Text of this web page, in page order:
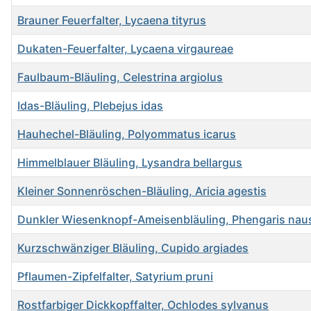
Brauner Feuerfalter, Lycaena tityrus
Dukaten-Feuerfalter, Lycaena virgaureae
Faulbaum-Bläuling, Celestrina argiolus
Idas-Bläuling, Plebejus idas
Hauhechel-Bläuling, Polyommatus icarus
Himmelblauer Bläuling, Lysandra bellargus
Kleiner Sonnenröschen-Bläuling, Aricia agestis
Dunkler Wiesenknopf-Ameisenbläuling, Phengaris
Kurzschwänziger Bläuling, Cupido argiades
Pflaumen-Zipfelfalter, Satyrium pruni
Rostfarbiger Dickkopffalter, Ochlodes sylvanus